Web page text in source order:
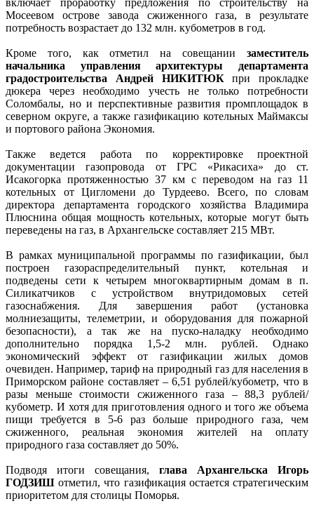
Мосеевом острове завода сжиженного газа, в результате
потребность возрастает до 132 млн. кубометров в год.
Кроме того, как отметил на совещании заместитель
начальника управления архитектуры департамента
градостроительства Андрей НИКИТЮКпри прокладке
дюкера через необходимо учесть не только потребности
Соломбалы, но и перспективные развития промплощадок в
северном округе, а также газификацию котельных Маймаксы
и портового района Экономия.
Также ведется работа по корректировке проектной
документации газопровода от ГРС «Рикасиха» до ст.
Исакогорка протяженностью 37 км с переводом на газ 11
котельных от Цигломени до Турдеево. Всего, по словам
директора департамента городского хозяйства Владимира
Плюснина общая мощность котельных, которые могут быть
переведены на газ, в Архангельске составляет 215 МВт.
В рамках муниципальной программы по газификации, был
построен газораспределительный пункт, котельная и
подведены сети к четырем многоквартирным домам в п.
Силикатчиков с устройством внутридомовых сетей
газоснабжения. Для завершения работ (установка
молниезащиты, телеметрии, и оборудования для пожарной
безопасности), а так же на пуско-наладку необходимо
дополнительно порядка 1,5-2 млн. рублей. Однако
экономический эффект от газификации жилых домов
очевиден. Например, тариф на природный газ для населения в
Приморском районе составляет – 6,51 рублей/кубометр, что в
разы меньше стоимости сжиженного газа – 88,3 рублей/
кубометр. И хотя для приготовления одного и того же объема
пищи требуется в 5-6 раз больше природного газа, чем
сжиженного, реальная экономия жителей на оплату
природного газа составляет до 50%.
Подводя итоги совещания, глава Архангельска Игорь
ГОДЗИШ отметил, что газификация остается стратегическим
приоритетом для столицы Поморья.